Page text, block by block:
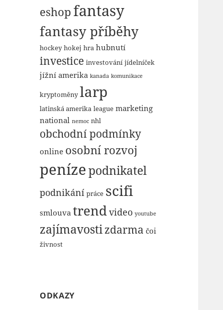
eshopfantasy
fantasy příběhy
hockey hokej hra hubnutí
investice investování jídelníček
jížní amerika kanada komunikace
kryptoměny larp
latinská amerika league marketing
national nemoc nhl
obchodní podmínky
online osobní rozvoj
penízepodnikatel
podnikání práce scifi
smlouva trendvideo youtube
zajímavostizdarma čoi
živnost
ODKAZY